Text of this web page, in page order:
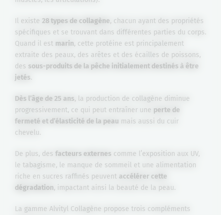
Il existe 28 types de collagène, chacun ayant des propriétés
spécifiques et se trouvant dans différentes parties du corps.
Quand il est marin, cette protéine est principalement
extraite des peaux, des arêtes et des écailles de poissons,
des sous-produits de la pêche initialement destinés à être
jetés.
Dès l’âge de 25 ans, la production de collagène diminue
progressivement, ce qui peut entraîner une perte de
fermeté et d’élasticité de la peau mais aussi du cuir
chevelu.
De plus, des facteurs externes comme l’exposition aux UV,
le tabagisme, le manque de sommeil et une alimentation
riche en sucres raffinés peuvent accélérer cette
dégradation, impactant ainsi la beauté de la peau.
La gamme Alvityl Collagène propose trois compléments